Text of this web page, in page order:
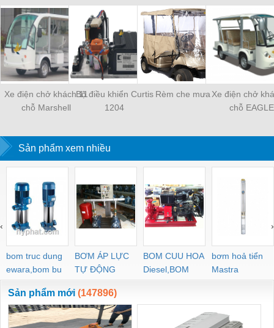
Xe điện chở khách 11
chỗ Marshell
Bộ điều khiển Curtis
1204
Rèm che mưaXe điện chở
chỗ EAGLE
Sản phẩm xem nhiều
bom truc dung
ewara,bom bu
ewara
BƠM ÁP LỰC
TỰ ĐỘNG
BOM CUU HOA
Diesel,BOM
CHUA CHAY
bơm hoả tiển
Mastra
‹ ›
Sản phẩm mới (147896)